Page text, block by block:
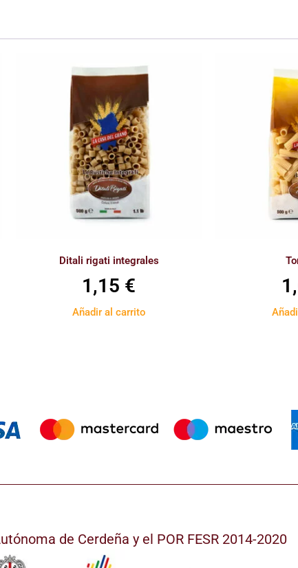
Ditali rigati integrales
1,15 €
Añadir al carrito
de Cerdeña y el POR FESR 2014-2020